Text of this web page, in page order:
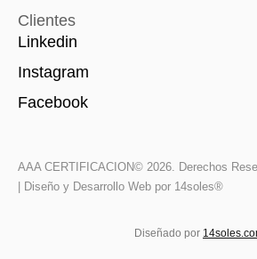
Clientes
Linkedin
Instagram
Facebook
AAA CERTIFICACION© 2026. Derechos
| Diseño y Desarrollo Web por 14soles®
Diseñado por